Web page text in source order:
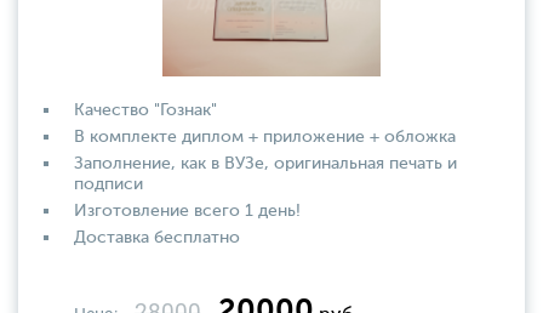
Качество "Гознак"
В комплекте диплом + приложение + обложка
Заполнение, как в ВУЗе, оригинальная печать и
подписи
Изготовление всего 1 день!
Доставка бесплатно